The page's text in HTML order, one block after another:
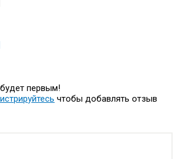
первым!
чтобы добавлять отзыв